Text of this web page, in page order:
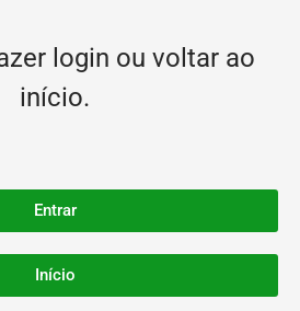
login ou voltar ao
início.
Entrar
Início